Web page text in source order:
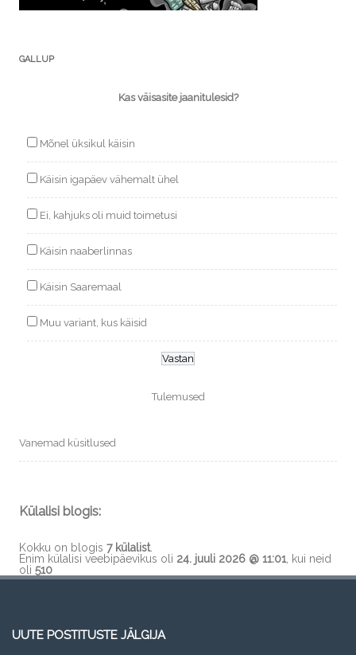
GALLUP
Kas väisasite jaanitulesid?
Mõnel üksikul käisin
Käisin igapäev vähemalt ühel
Ei, kahjuks oli muid toimetusi
Käisin naaberlinnas
Käisin Saaremaal
Muu variant, kus käisid
Tulemused
Vanemad küsitlused
Külalisi blogis:
Kokku on blogis 7 külalist.
Enim külalisi veebipäevikus oli 24. juuli 2026 @ 11:01, kui neid
oli 510
UUTE POSTITUSTE JÄLGIJA